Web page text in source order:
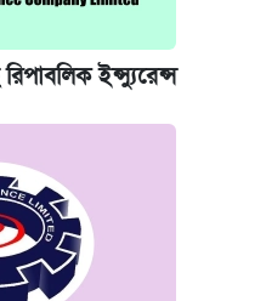
ইন্স্যুরেন্স